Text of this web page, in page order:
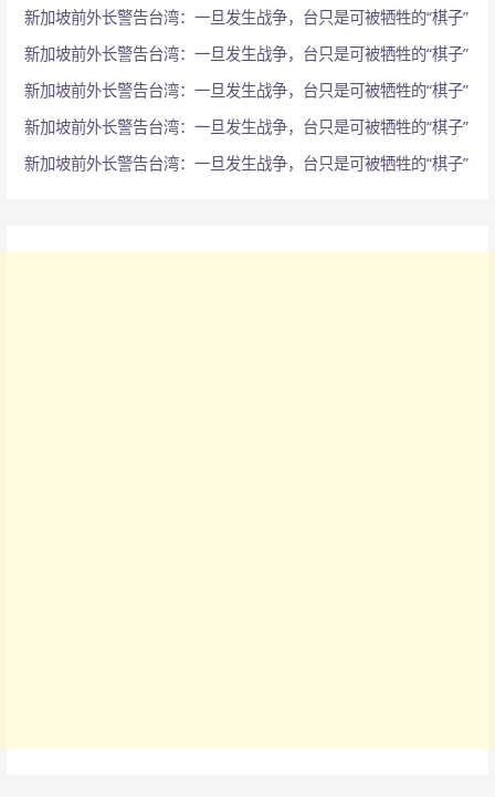
新加坡前外长警告台湾：一旦发生战争，台只是可被牺牲的“棋子”
新加坡前外长警告台湾：一旦发生战争，台只是可被牺牲的“棋子”
新加坡前外长警告台湾：一旦发生战争，台只是可被牺牲的“棋子”
新加坡前外长警告台湾：一旦发生战争，台只是可被牺牲的“棋子”
新加坡前外长警告台湾：一旦发生战争，台只是可被牺牲的“棋子”